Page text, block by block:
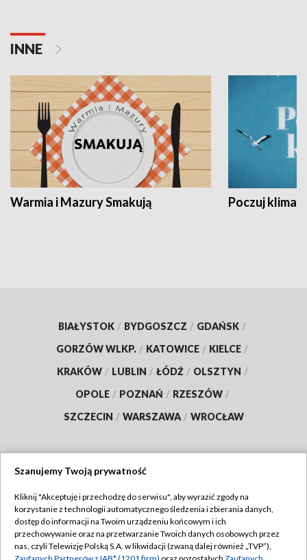
INNE
Warmia i Mazury Smakują Poczuj klimat
BIAŁYSTOK / BYDGOSZCZ / GDAŃSK /
GORZÓW WLKP. / KATOWICE / KIELCE /
KRAKÓW / LUBLIN / ŁÓDŹ / OLSZTYN /
OPOLE / POZNAŃ / RZESZÓW /
SZCZECIN / WARSZAWA / WROCŁAW
TVP
Abonament TVP
Emisja w TVP
Regulamin TVP
Szanujemy Twoją prywatność
Kliknij "Akceptuję i przechodzę do serwisu", aby wyrazić zgody na
korzystanie z technologii automatycznego śledzenia i zbierania danych,
dostęp do informacji na Twoim urządzeniu końcowym i ich
przechowywanie oraz na przetwarzanie Twoich danych osobowych przez
nas, czyli Telewizję Polską S.A. w likwidacji (zwaną dalej również „TVP”),